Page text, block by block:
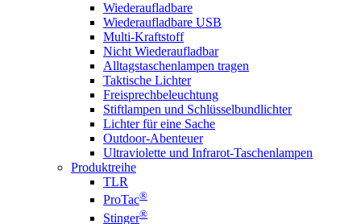
Wiederaufladbare
Wiederaufladbare USB
Multi-Kraftstoff
Nicht Wiederaufladbar
Alltagstaschenlampen tragen
Taktische Lichter
Freisprechbeleuchtung
Stiftlampen und Schlüsselbundlichter
Lichter für eine Sache
Outdoor-Abenteuer
Ultraviolette und Infrarot-Taschenlampen
Produktreihe
TLR
ProTac®
Stinger®